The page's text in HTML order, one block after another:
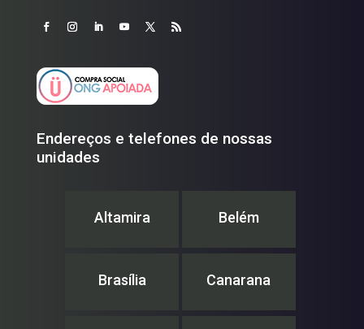
Endereços e telefones de nossas
unidades
Altamira Belém
Brasília Canarana